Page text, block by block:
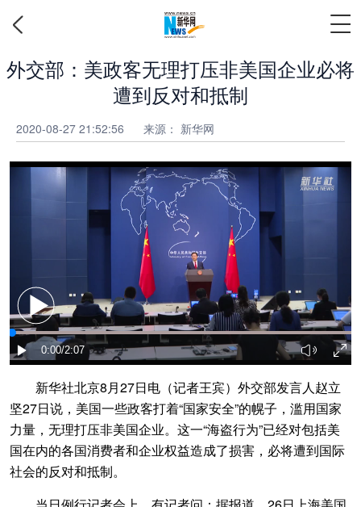
外交部：美政客无理打压非美国企业必将
遭到反对和抵制
2020-08-27 21:52:56 来源： 新华网
新华社北京8月27日电（记者王宾）外交部发言人赵立
坚27日说，美国一些政客打着“国家安全”的幌子，滥用国家
力量，无理打压非美国企业。这一“海盗行为”已经对包括美
国在内的各国消费者和企业权益造成了损害，必将遭到国际
社会的反对和抵制。